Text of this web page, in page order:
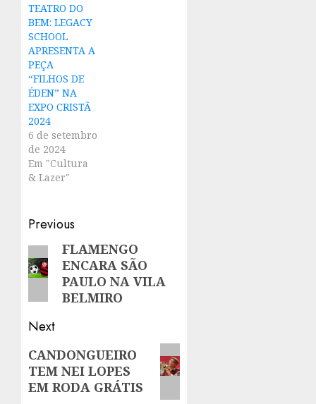
TEATRO DO
BEM: LEGACY
SCHOOL
APRESENTA A
PEÇA
“FILHOS DE
ÉDEN” NA
EXPO CRISTÃ
2024
6 de setembro
de 2024
Em "Cultura
& Lazer"
Post
navigation
Previous
Previous
post:
FLAMENGO
ENCARA SÃO
PAULO NA VILA
BELMIRO
Next
Next
post:
CANDONGUEIRO
TEM NEI LOPES
EM RODA GRÁTIS